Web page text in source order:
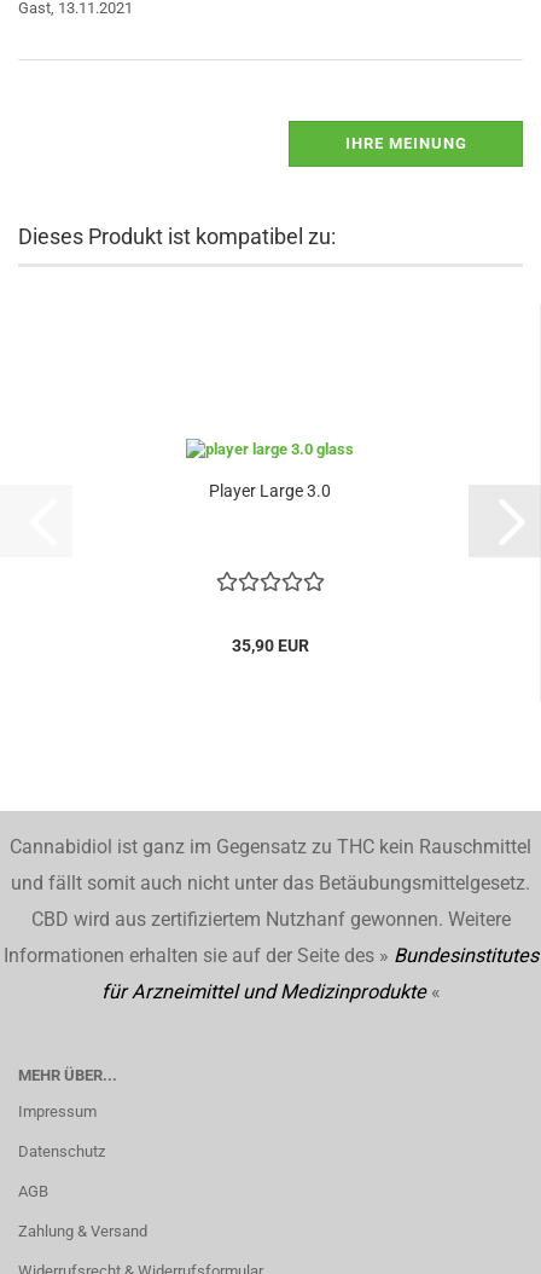
Gast, 13.11.2021
IHRE MEINUNG
Dieses Produkt ist kompatibel zu:
Player Large 3.0
35,90 EUR
Cannabidiol ist ganz im Gegensatz zu THC kein Rauschmittel
und fällt somit auch nicht unter das Betäubungsmittelgesetz.
CBD wird aus zertifiziertem Nutzhanf gewonnen. Weitere
Informationen erhalten sie auf der Seite des » Bundesinstitutes
für Arzneimittel und Medizinprodukte«
MEHR ÜBER...
Impressum
Datenschutz
AGB
Zahlung & Versand